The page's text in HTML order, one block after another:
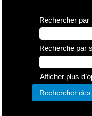
Rechercher par
Recherche par
Afficher plus